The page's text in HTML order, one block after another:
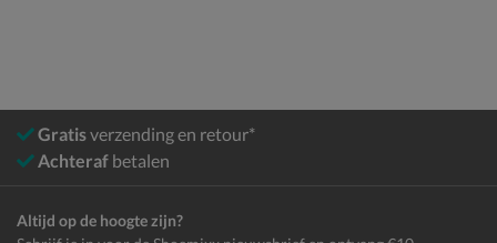
Gratisverzending en retour*
Achteraf betalen
Altijd op de hoogte zijn?